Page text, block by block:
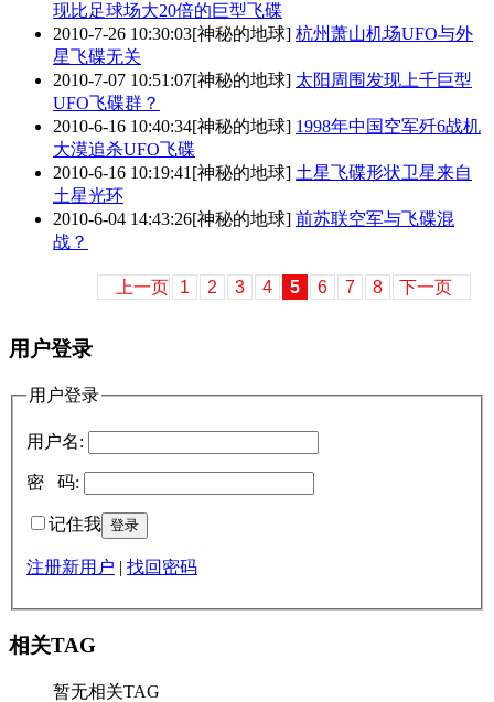
现比足球场大20倍的巨型飞碟
2010-7-26 10:30:03[神秘的地球] 杭州萧山机场UFO与外
星飞碟无关
2010-7-07 10:51:07[神秘的地球] 太阳周围发现上千巨型
UFO飞碟群？
2010-6-16 10:40:34[神秘的地球] 1998年中国空军歼6战机
大漠追杀UFO飞碟
2010-6-16 10:19:41[神秘的地球] 土星飞碟形状卫星来自
土星光环
2010-6-04 14:43:26[神秘的地球] 前苏联空军与飞碟混
战？
上一页 1 2 3 4 5 6 7 8 下一页
用户登录
用户登录
用户名:
密 码:
记住我
注册新用户 找回密码
相关TAG
暂无相关TAG